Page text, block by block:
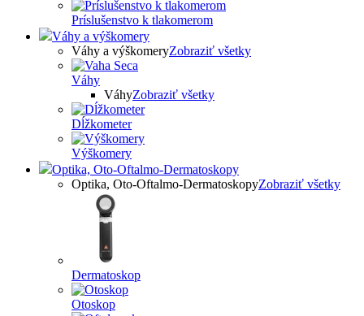
Príslušenstvo k tlakomerom
Váhy a výškomery
Váhy a výškomeryZobraziť všetky
Váhy
VáhyZobraziť všetky
Dĺžkometer
Výškomery
Optika, Oto-Oftalmo-Dermatoskopy
Optika, Oto-Oftalmo-DermatoskopyZobraziť všetky
Dermatoskop
Otoskop